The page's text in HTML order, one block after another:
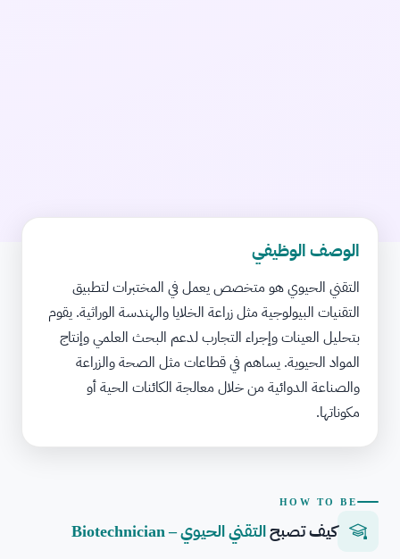
الوصف الوظيفي
التقني الحيوي هو متخصص يعمل في المختبرات لتطبيق
التقنيات البيولوجية مثل زراعة الخلايا والهندسة الوراثية. يقوم
بتحليل العينات وإجراء التجارب لدعم البحث العلمي وإنتاج
المواد الحيوية. يساهم في قطاعات مثل الصحة والزراعة
والصناعة الدوائية من خلال معالجة الكائنات الحية أو
مكوناتها.
HOW TO BE
كيف تصبحالتقني الحيوي – Biotechnician